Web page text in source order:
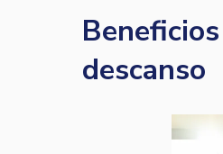
descanso